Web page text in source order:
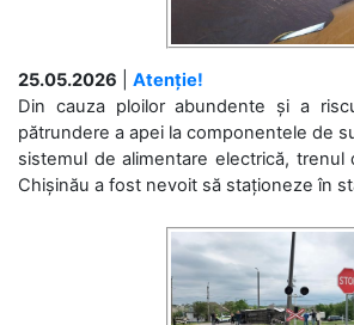
25.05.2026
Atenție!
Din cauza ploilor abundente și a
pătrundere a apei la componentele de
sistemul de alimentare electrică, trenul
Chișinău a fost nevoit să staționeze în